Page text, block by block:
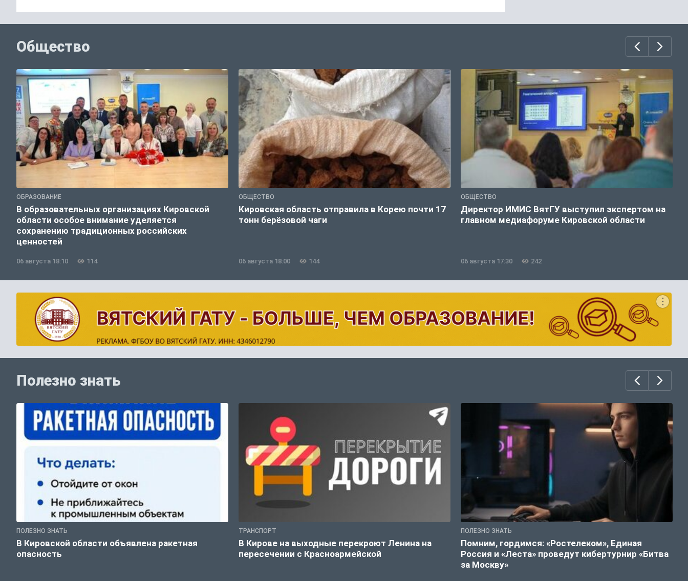
Общество
ОБРАЗОВАНИЕ
В образовательных организациях Кировской
области особое внимание уделяется
сохранению традиционных российских
ценностей
06 августа 18:10 114
ОБЩЕСТВО
Кировская область отправила в Корею почти 17
тонн берёзовой чаги
06 августа 18:00 144
ОБЩЕСТВО
Директор ИМИС ВятГУ выступил экспертом на
главном медиафоруме Кировской области
06 августа 17:30 242
Полезно знать
ПОЛЕЗНО ЗНАТЬ
В Кировской области объявлена ракетная
опасность
ТРАНСПОРТ
В Кирове на выходные перекроют Ленина на
пересечении с Красноармейской
ПОЛЕЗНО ЗНАТЬ
Помним, гордимся: «Ростелеком», Единая
Россия и «Леста» проведут кибертурнир «Битва
за Москву»